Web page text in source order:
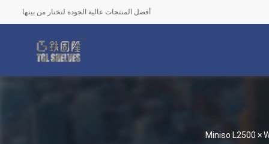
أفضل المنتجات عالية الجودة لتختار من بينها